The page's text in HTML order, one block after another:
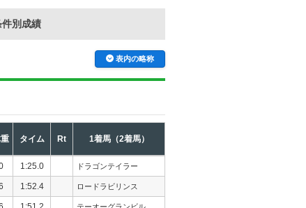
件別成績
表内の略称
タイム Rt 1着馬（2着馬）
1:25.0 ドラゴンテイラー
1:52.4 ロードラビリンス